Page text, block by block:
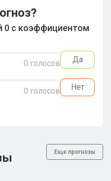
0 с коэффициентом
0 голосов Да
0 голосов Нет
Еще прогнозы